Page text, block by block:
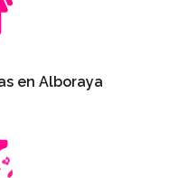
en Alboraya